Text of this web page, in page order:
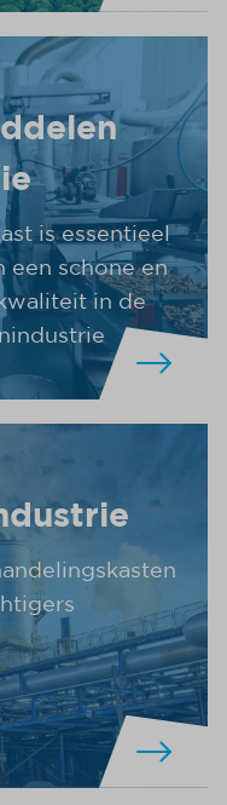
is essentieel
een schone en
in de